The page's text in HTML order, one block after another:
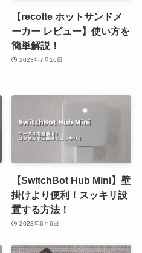
【recolte ホットサンドメ
ーカー レビュー】使い方を
簡単解説！
2023年7月16日
【SwitchBot Hub Mini】壁
掛けより便利！スッキリ設
置する方法！
2023年6月6日